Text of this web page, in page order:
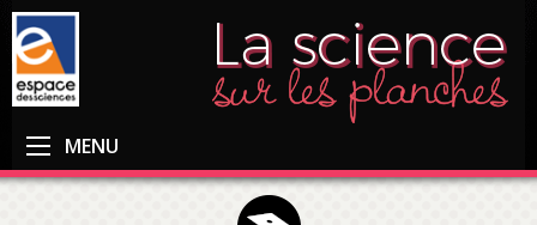
MENU